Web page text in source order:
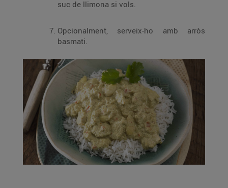
suc de llimona si vols.
Opcionalment, serveix-ho amb arròs
basmati.